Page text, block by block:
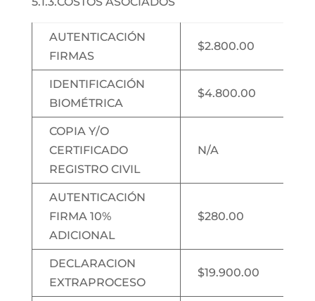
AUTENTICACIÓN
FIRMAS
$2.800.00
IDENTIFICACIÓN
BIOMÉTRICA
$4.800.00
COPIA Y/O
CERTIFICADO
REGISTRO CIVIL
N/A
AUTENTICACIÓN
FIRMA 10%
ADICIONAL
$280.00
DECLARACION
EXTRAPROCESO
$19.900.00